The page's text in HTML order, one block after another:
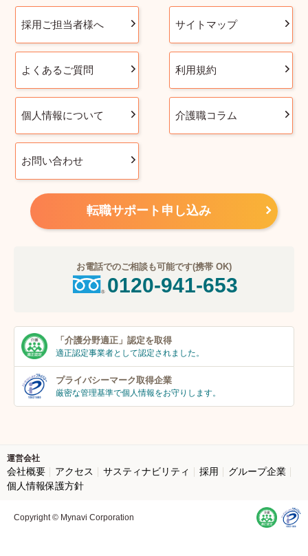
採用ご担当者様へ サイトマップ
よくあるご質問 利用規約
個人情報について 介護職コラム
お問い合わせ
転職サポート申し込み
お電話でのご相談も可能です(携帯 OK)
0120-941-653
「介護分野適正」 認定を取得
適正認定事業者として認定されました。
プライバシーマーク取得企業
厳密な管理基準で個人情報をお守りします。
運営会社
会社概要 アクセス サスティナビリティ 採用
グループ企業
個人情報保護方針
Copyright © Mynavi Corporation